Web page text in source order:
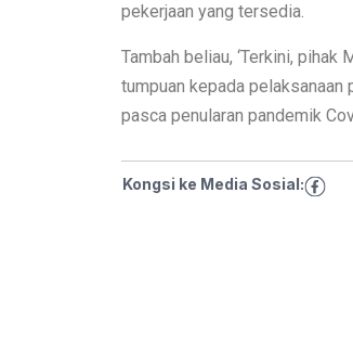
pekerjaan yang tersedia.
Tambah beliau, ‘Terkini,
tumpuan kepada
pasca penularan pandemik
Kongsi ke Media Sosial: